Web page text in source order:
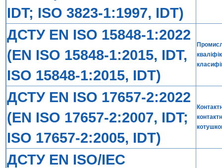
IDT; ISO 3823-1:1997, IDT)
ДСТУ EN ISO 15848-1:2022
(EN ISO 15848-1:2015, IDT,
ISO 15848-1:2015, IDT)
ДСТУ EN ISO 17657-2:2022
(EN ISO 17657-2:2007, IDT;
ISO 17657-2:2005, IDT)
ДСТУ EN ISO/IEC